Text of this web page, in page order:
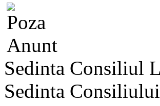
Sedinta Consiliul
Sedinta